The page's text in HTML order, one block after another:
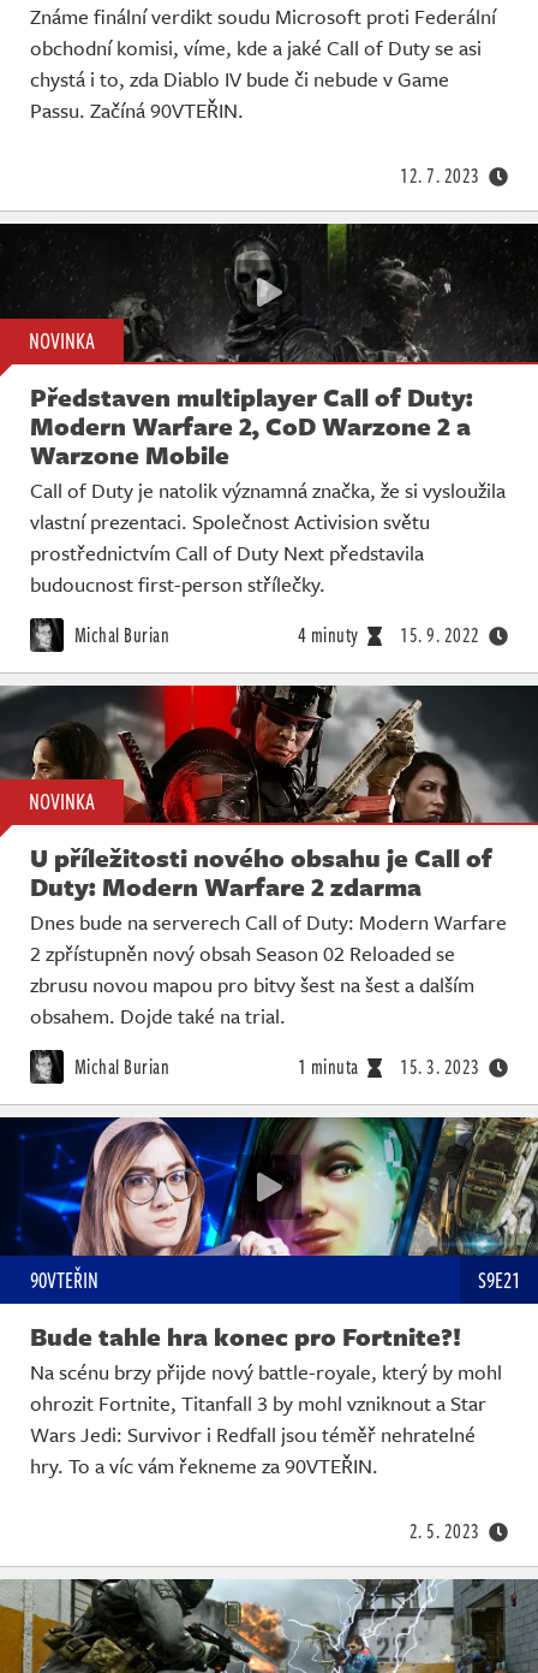
Známe finální verdikt soudu Microsoft proti Federální
obchodní komisi, víme, kde a jaké Call of Duty se asi
chystá i to, zda Diablo IV bude či nebude v Game
Passu. Začíná 90VTEŘIN.
12. 7. 2023
NOVINKA
Představen multiplayer Call of Duty:
Modern Warfare 2, CoD Warzone 2 a
Warzone Mobile
Call of Duty je natolik významná značka, že si vysloužila
vlastní prezentaci. Společnost Activision světu
prostřednictvím Call of Duty Next představila
budoucnost first-person střílečky.
Michal Burian 4 minuty 15. 9. 2022
NOVINKA
U příležitosti nového obsahu je Call of
Duty: Modern Warfare 2 zdarma
Dnes bude na serverech Call of Duty: Modern Warfare
2 zpřístupněn nový obsah Season 02 Reloaded se
zbrusu novou mapou pro bitvy šest na šest a dalším
obsahem. Dojde také na trial.
Michal Burian 1 minuta 15. 3. 2023
90VTEŘIN S9E21
Bude tahle hra konec pro Fortnite?!
Na scénu brzy přijde nový battle-royale, který by mohl
ohrozit Fortnite, Titanfall 3 by mohl vzniknout a Star
Wars Jedi: Survivor i Redfall jsou téměř nehratelné
hry. To a víc vám řekneme za 90VTEŘIN.
2. 5. 2023